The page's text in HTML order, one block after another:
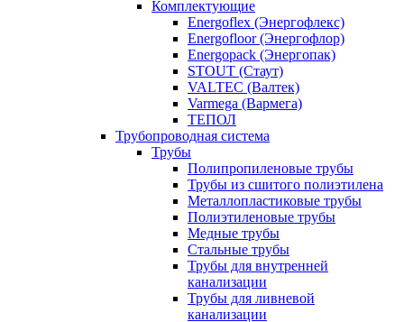
Комплектующие
Energoflex (Энергофлекс)
Energofloor (Энергофлор)
Energopack (Энергопак)
STOUT (Стаут)
VALTEC (Валтек)
Varmega (Вармега)
ТЕПОЛ
Трубопроводная система
Трубы
Полипропиленовые трубы
Трубы из сшитого полиэтилена
Металлопластиковые трубы
Полиэтиленовые трубы
Медные трубы
Стальные трубы
Трубы для внутренней
канализации
Трубы для ливневой
канализации